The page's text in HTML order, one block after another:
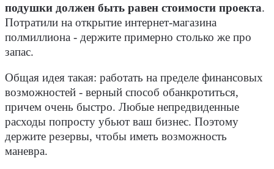
подушки должен быть равен стоимости проекта.
Потратили на открытие интернет-магазина
полмиллиона - держите примерно столько же про
запас.
Общая идея такая: работать на пределе финансовых
возможностей - верный способ обанкротиться,
причем очень быстро. Любые непредвиденные
расходы попросту убьют ваш бизнес. Поэтому
держите резервы, чтобы иметь возможность
маневра.